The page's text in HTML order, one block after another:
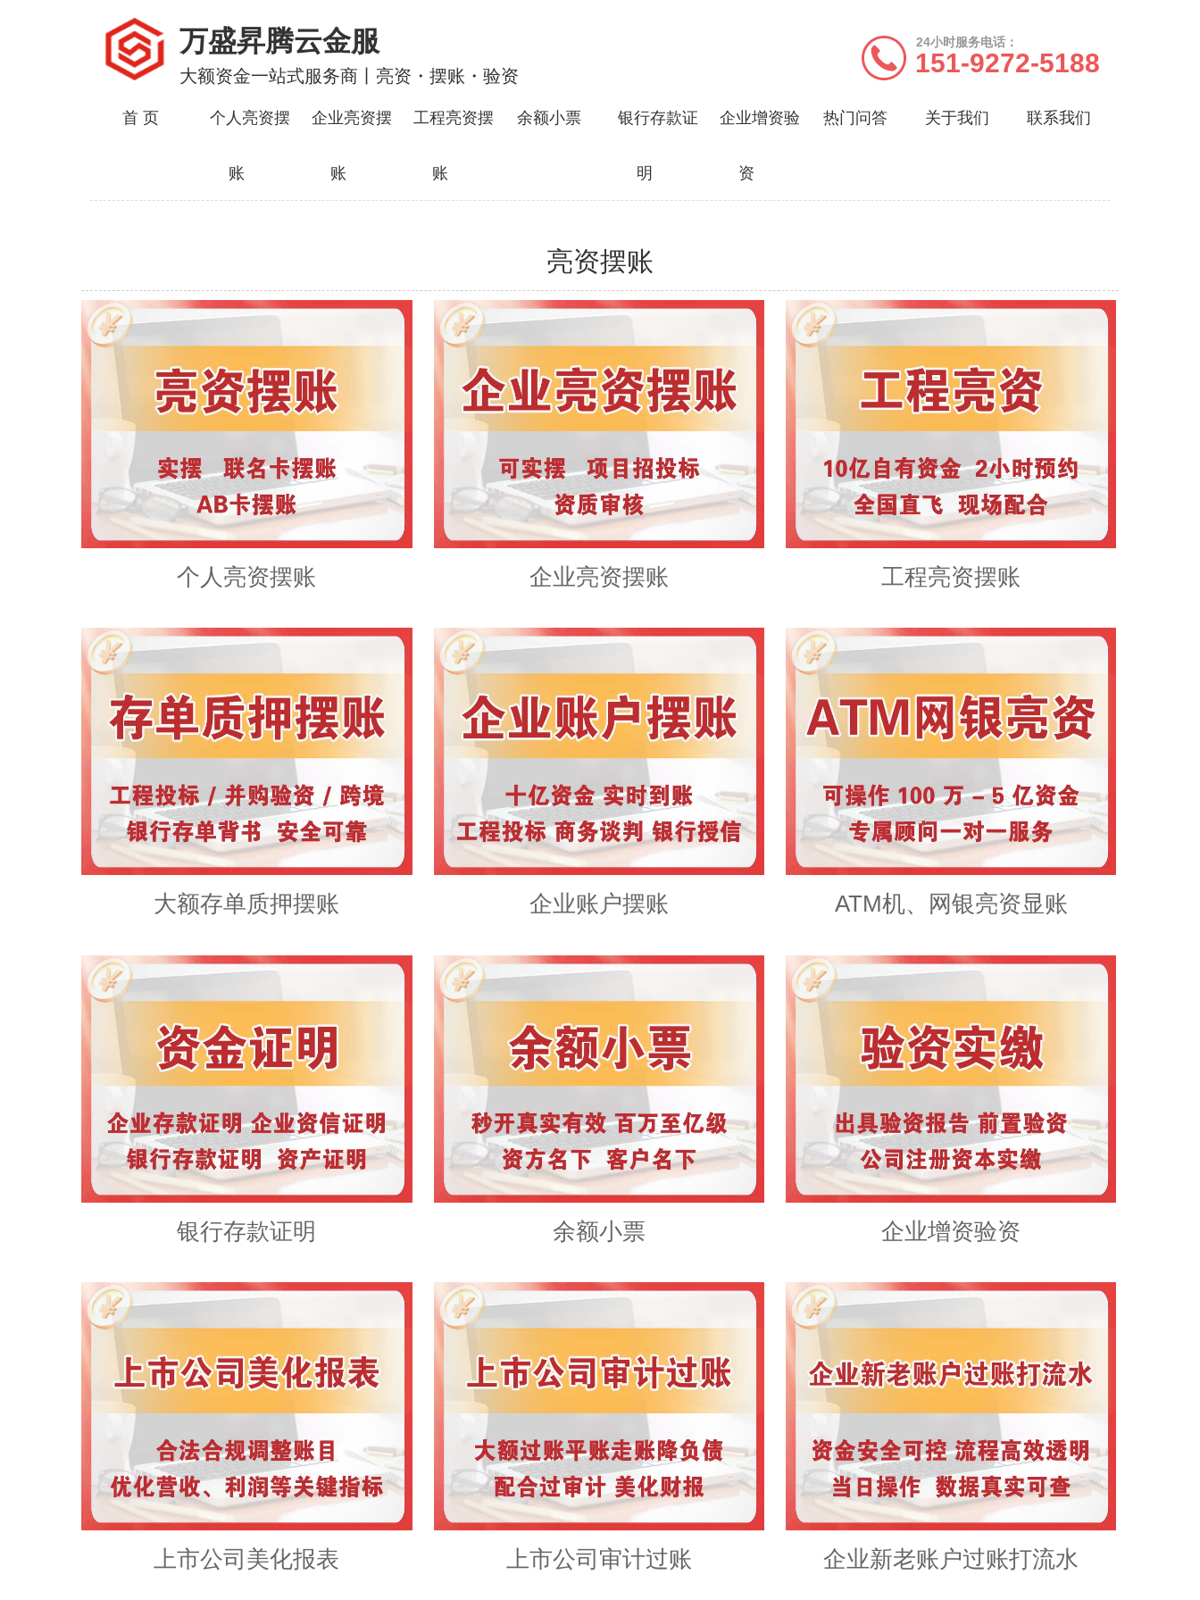
万盛昇腾云金服
大额资金一站式服务商丨亮资・摆账・验资
24小时服务电话：
151-9272-5188
首 页 个人亮资摆
账
企业亮资摆
账
工程亮资摆
账
余额小票 银行存款证
明
企业增资验
资
热门问答 关于我们 联系我们
亮资摆账
个人亮资摆账 企业亮资摆账 工程亮资摆账
大额存单质押摆账 企业账户摆账 ATM机、网银亮资显账
银行存款证明 余额小票 企业增资验资
上市公司美化报表 上市公司审计过账 企业新老账户过账打流水